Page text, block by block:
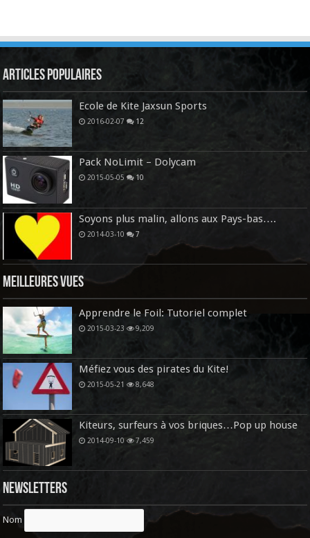
Articles Populaires
Ecole de Kite Jaxsun Sports
2016-02-07 12
Pack NoLimit – Dolycam
2015-05-05 10
Soyons plus malin, allons aux Pays-bas….
2014-03-10 7
Meilleures vues
Apprendre le Foil: Tutoriel complet
2015-03-23 9,209
Méfiez vous des pirates du Kite!
2015-05-21 8,648
Kiteurs, surfeurs à vos briques…Pop up house
2014-09-10 7,459
Newsletters
Nom